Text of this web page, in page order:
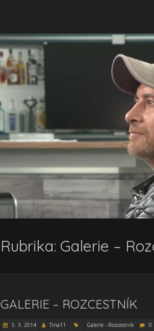
Rubrika: Galerie –
GALERIE – ROZCESTNÍK
5. 3. 2014 Tina11 Galerie - Rozcestník 0